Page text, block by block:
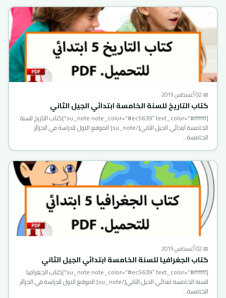
📅 02 أغسطس 2019
كتاب التاريخ للسنة الخامسة ابتدائي الجيل الثاني
[su_note note_color=”#ec5639″ text_color=”#ffffff”]كتاب التاريخ للسنة
الخامسة ابتدائي الجيل الثاني[/su_note] الموقع الاول للدراسة في الجزائر
الخامسة…
📅 02 أغسطس 2019
كتاب الجغرافيا للسنة الخامسة ابتدائي الجيل الثاني
[su_note note_color=”#ec5639″ text_color=”#ffffff”]كتاب الجغرافيا
للسنة الخامسة ابتدائي الجيل الثاني[/su_note] الموقع الاول للدراسة في الجزائر
الخامسة…